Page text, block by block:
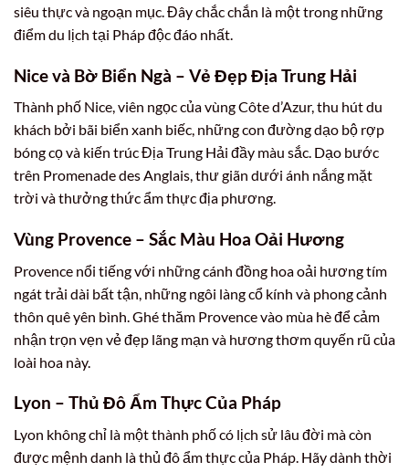
siêu thực và ngoạn mục. Đây chắc chắn là một trong những
điểm du lịch tại Pháp độc đáo nhất.
Nice và Bờ Biển Ngà – Vẻ Đẹp Địa Trung Hải
Thành phố Nice, viên ngọc của vùng Côte d’Azur, thu hút du
khách bởi bãi biển xanh biếc, những con đường dạo bộ rợp
bóng cọ và kiến trúc Địa Trung Hải đầy màu sắc. Dạo bước
trên Promenade des Anglais, thư giãn dưới ánh nắng mặt
trời và thưởng thức ẩm thực địa phương.
Vùng Provence – Sắc Màu Hoa Oải Hương
Provence nổi tiếng với những cánh đồng hoa oải hương tím
ngát trải dài bất tận, những ngôi làng cổ kính và phong cảnh
thôn quê yên bình. Ghé thăm Provence vào mùa hè để cảm
nhận trọn vẹn vẻ đẹp lãng mạn và hương thơm quyến rũ của
loài hoa này.
Lyon – Thủ Đô Ẩm Thực Của Pháp
Lyon không chỉ là một thành phố có lịch sử lâu đời mà còn
được mệnh danh là thủ đô ẩm thực của Pháp. Hãy dành thời